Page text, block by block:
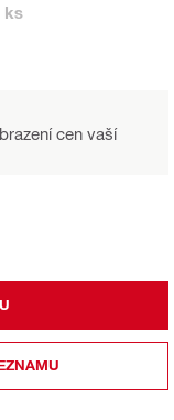
ks
cen vaší